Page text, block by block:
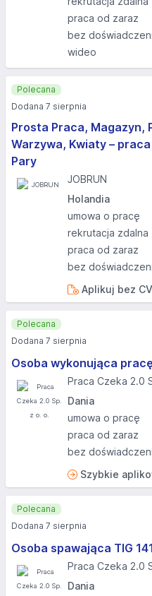
praca od zaraz
bez
wideo
Prosta Praca, Magazyn,
Warzywa, Kwiaty –
Pary
JOBRUN
Holandia
umowa o pracę
rekrutacja zdalna
praca od zaraz
bez
Aplikuj bez CV
Polecana
Dodana 7 sierpnia
Osoba wykonująca
Praca Czeka 2.0
Dania
umowa o pracę
praca od zaraz
bez
Szybkie
Polecana
Dodana 7 sierpnia
Osoba spawająca TIG
Praca Czeka 2.0
Dania
Polecana
Dodana 7 sierpnia